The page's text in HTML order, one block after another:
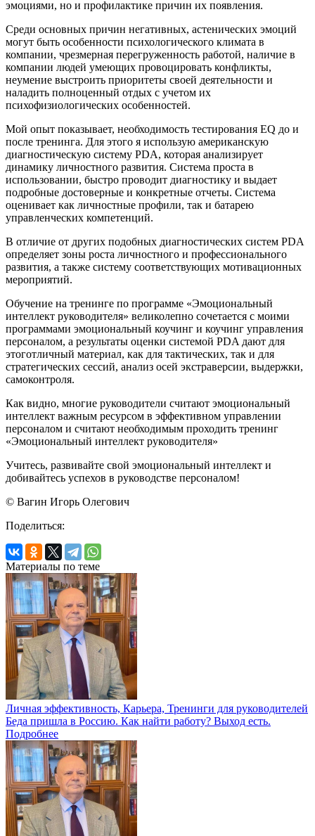
эмоциями, но и профилактике причин их появления.
Среди основных причин негативных, астенических эмоций
могут быть особенности психологического климата в
компании, чрезмерная перегруженность работой, наличие в
компании людей умеющих провоцировать конфликты,
неумение выстроить приоритеты своей деятельности и
наладить полноценный отдых с учетом их
психофизиологических особенностей.
Мой опыт показывает, необходимость тестирования EQ до и
после тренинга. Для этого я использую американскую
диагностическую систему PDA, которая анализирует
динамику личностного развития. Система проста в
использовании, быстро проводит диагностику и выдает
подробные достоверные и конкретные отчеты. Система
оценивает как личностные профили, так и батарею
управленческих компетенций.
В отличие от других подобных диагностических систем PDA
определяет зоны роста личностного и профессионального
развития, а также систему соответствующих мотивационных
мероприятий.
Обучение на тренинге по программе «Эмоциональный
интеллект руководителя» великолепно сочетается с моими
программами эмоциональный коучинг и коучинг управления
персоналом, а результаты оценки системой PDA дают для
этоготличный материал, как для тактических, так и для
стратегических сессий, анализ осей экстраверсии, выдержки,
самоконтроля.
Как видно, многие руководители считают эмоциональный
интеллект важным ресурсом в эффективном управлении
персоналом и считают необходимым проходить тренинг
«Эмоциональный интеллект руководителя»
Учитесь, развивайте свой эмоциональный интеллект и
добивайтесь успехов в руководстве персоналом!
© Вагин Игорь Олегович
Поделиться:
Материалы по теме
Личная эффективность, Карьера, Тренинги для руководителей
Беда пришла в Россию. Как найти работу? Выход есть.
Подробнее